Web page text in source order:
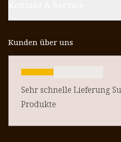
Kunden über uns
Sehr schnelle Lieferung Super
Produkte